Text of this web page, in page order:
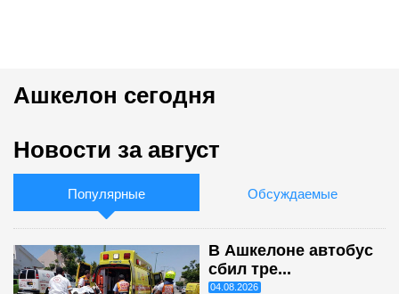
Ашкелон сегодня
Новости за август
Популярные Обсуждаемые
В Ашкелоне автобус
сбил тре...
04.08.2026